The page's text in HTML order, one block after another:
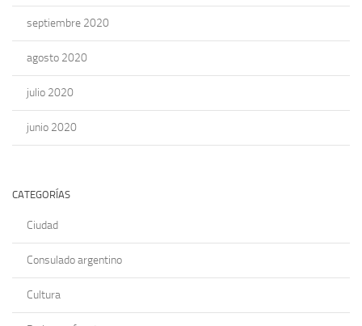
septiembre 2020
agosto 2020
julio 2020
junio 2020
CATEGORÍAS
Ciudad
Consulado argentino
Cultura